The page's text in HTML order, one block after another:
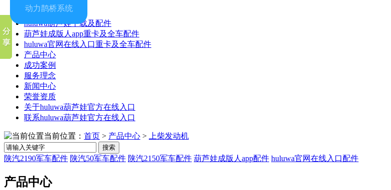
公司首页
huluwa葫芦娃下载及配件
葫芦娃成版人app重卡及全车配件
huluwa官网在线入口重卡及全车配件
产品中心
成功案例
服务理念
新闻中心
荣誉资质
关于huluwa葫芦娃官方在线入口
联系huluwa葫芦娃官方在线入口
当前位置： 首页 > 产品中心 > 上柴发动机
搜索
陕汽2190军车配件 陕汽50军车配件 陕汽2150军车配件 葫芦娃成版人app配件 huluwa官网在线入口配件
产品中心
动力鹊桥系统